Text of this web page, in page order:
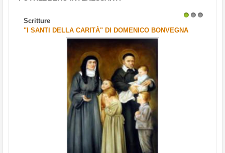
Scritture
"I SANTI DELLA CARITÀ" DI DOMENICO BONVEGNA